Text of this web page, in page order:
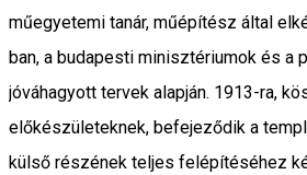
műegyetemi tanár, műépítész által
ban, a budapesti minisztériumok és a
jóváhagyott tervek alapján. 1913-ra,
előkészületeknek, befejeződik a
külső részének teljes felépítéséhez